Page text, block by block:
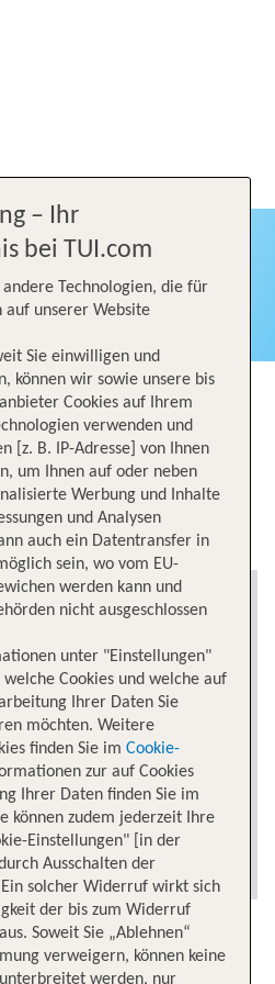
nach Miami
von
Miami
finden!
Schiphol nach Miami Intl
nach Miami Intl
auch
– Ihr
bei TUI.com
Technologien, die für
auf unserer Website
Sie einwilligen und
können wir sowie unsere bis
Cookies auf Ihrem
verwenden und
[z. B. IP-Adresse] von Ihnen
um Ihnen auf oder neben
Werbung und Inhalte
und Analysen
auch ein Datentransfer in
sein, wo vom EU-
werden kann und
nicht ausgeschlossen
unter "Einstellungen"
Cookies und welche auf
Ihrer Daten Sie
möchten. Weitere
finden Sie im Cookie-
zur auf Cookies
Ihrer Daten finden Sie im
können zudem jederzeit Ihre
Einstellungen" [in der
Ausschalten der
solcher Widerruf wirkt sich
der bis zum Widerruf
Soweit Sie „Ablehnen“
verweigern, können keine
werden, nur